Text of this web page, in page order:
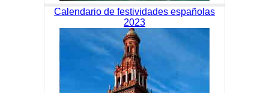
Calendario de festividades españolas
2023